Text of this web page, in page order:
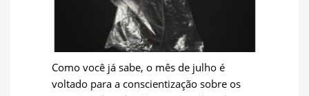
Como você já sabe, o mês de julho é
voltado para a conscientização sobre os